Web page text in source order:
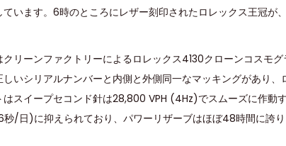
います。6時のところにレザー刻印されたロレックス王冠が
クリーンファクトリーによるロレックス4130クローンコスモ
いシリアルナンバーと内側と外側同一なマッキングがあり
スイープセコンド針は28,800 VPH (4Hz)でスムーズに作動
/日)に抑えられており、パワーリザーブはほぼ48時間に誇